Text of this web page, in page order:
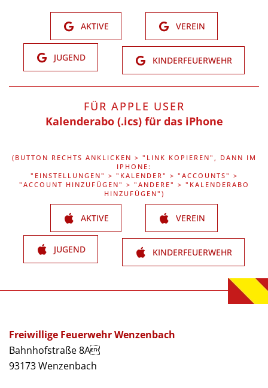
AKTIVE VEREIN
JUGEND KINDERFEUERWEHR
FÜR APPLE USER
Kalenderabo (.ics) für das iPhone
(BUTTON RECHTS ANKLICKEN > "LINK KOPIEREN", DANN IM
IPHONE:
"EINSTELLUNGEN" > "KALENDER" > "ACCOUNTS" >
"ACCOUNT HINZUFÜGEN" > "ANDERE" > "KALENDERABO
HINZUFÜGEN")
AKTIVE VEREIN
JUGEND KINDERFEUERWEHR
Freiwillige Feuerwehr Wenzenbach
Bahnhofstraße 8A
93173 Wenzenbach